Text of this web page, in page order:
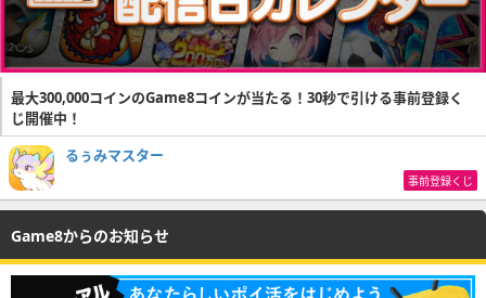
最大300,000コインのGame8コインが当たる！30秒で引ける事前登録く
じ開催中！
るぅみマスター
事前登録くじ
Game8からのお知らせ